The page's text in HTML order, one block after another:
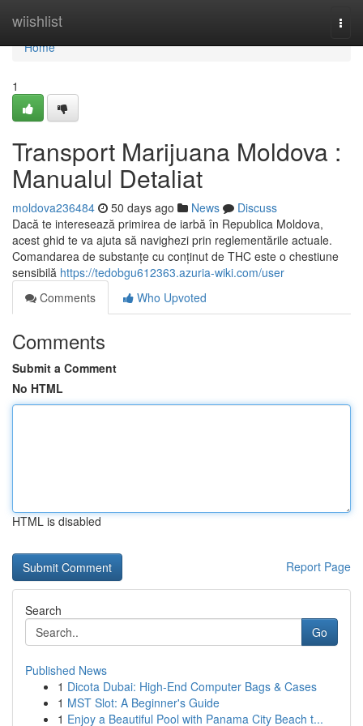
wiishlist
Home
Home
1
Transport Marijuana Moldova :
Manualul Detaliat
moldova236484 50 days ago News
Discuss
Dacă te interesează primirea de iarbă în Republica Moldova,
acest ghid te va ajuta să navighezi prin reglementările actuale.
Comandarea de substanțe cu conținut de THC este o chestiune
sensibilă https://tedobgu612363.azuria-wiki.com/user
Comments
Who Upvoted
Comments
Submit a Comment
No HTML
HTML is disabled
Report Page
Search
Go
Published News
1 Dicota Dubai: High-End Computer Bags & Cases
1 MST Slot: A Beginner's Guide
1 Enjoy a Beautiful Pool with Panama City Beach t...